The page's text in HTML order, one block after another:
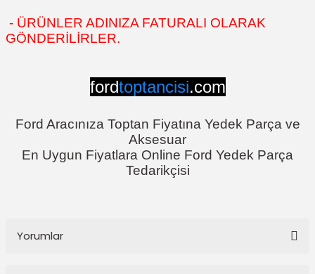
- ÜRÜNLER ADINIZA FATURALI OLARAK
GÖNDERİLİRLER.
fordtoptancisi.com
Ford Aracınıza Toptan Fiyatına Yedek Parça ve
Aksesuar
En Uygun Fiyatlara Online Ford Yedek Parça
Tedarikçisi
Yorumlar